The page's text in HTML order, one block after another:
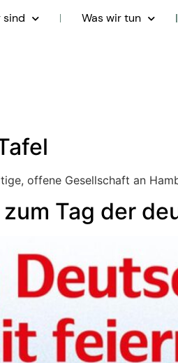
sind Was wir tun
offene Gesellschaft an
Tag der